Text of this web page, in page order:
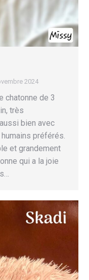
2024
chatonne de 3
très
bien avec
préférés.
et grandement
qui a la joie